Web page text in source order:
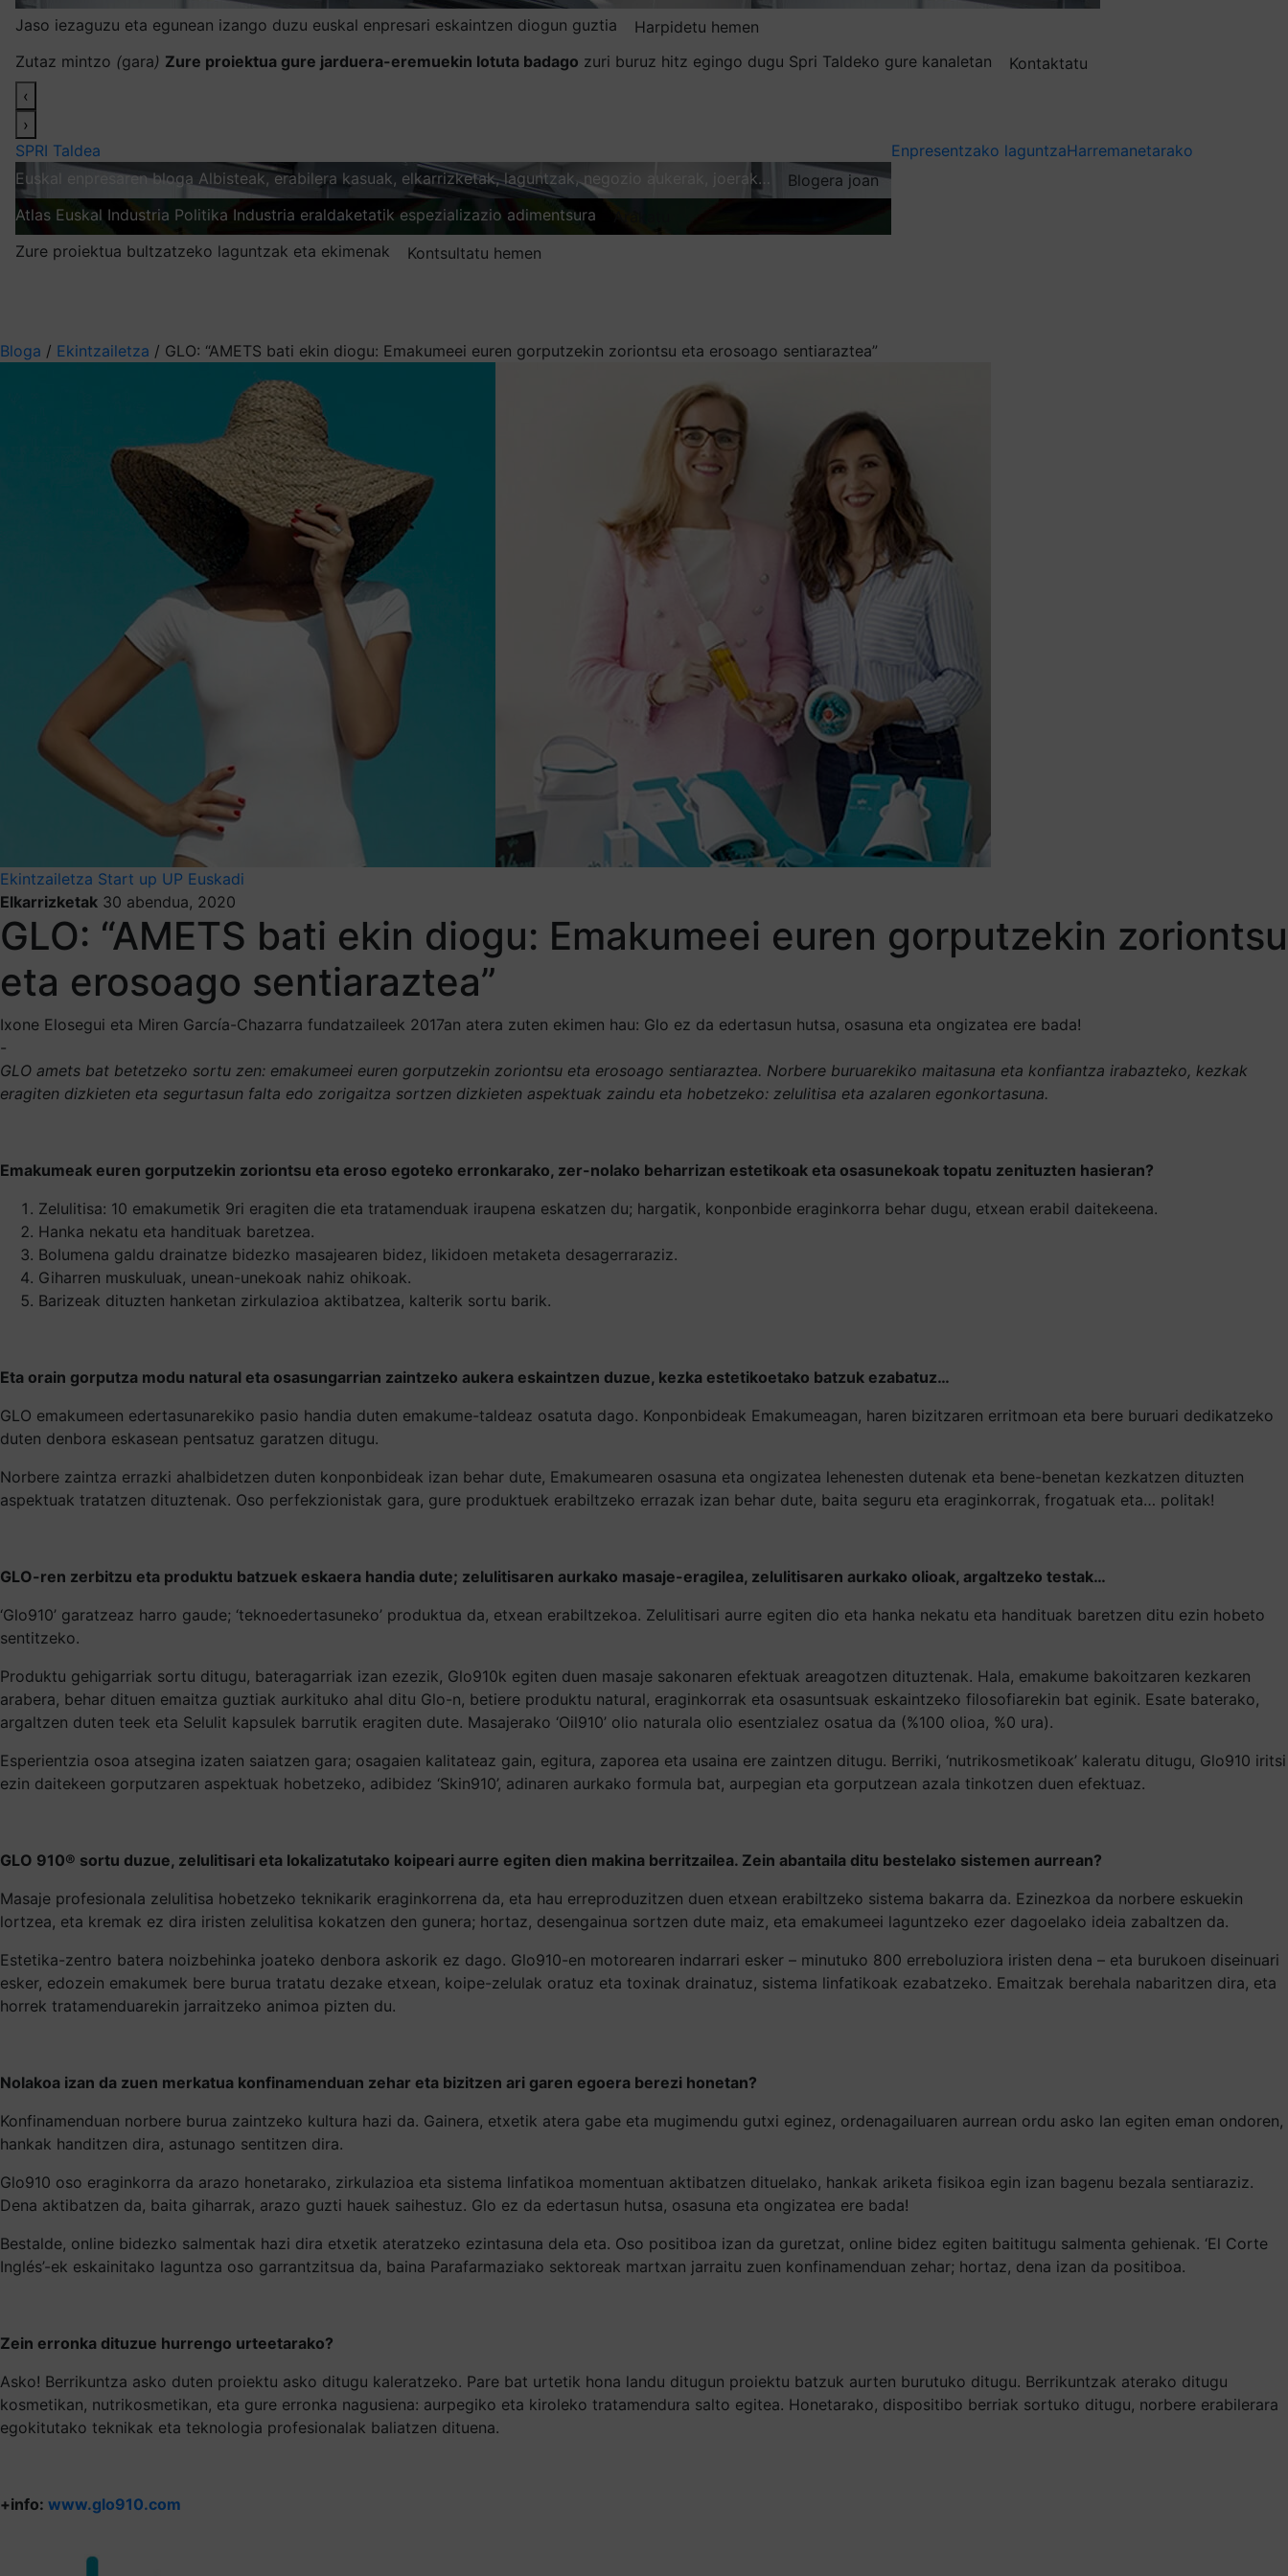
Jaso iezaguzu eta egunean izango duzu euskal enpresari eskaintzen diogun guztia
Harpidetu hemen
Zutaz mintzo (gara) Zure proiektua gure jarduera-eremuekin lotuta badago zuri buruz hitz egingo dugu Spri Taldeko gure kanaletan
Kontaktatu
‹
›
SPRI Taldea
Euskal enpresaren bloga Albisteak, erabilera kasuak, elkarrizketak, laguntzak, negozio aukerak, joerak…
Blogera joan
Atlas Euskal Industria Politika Industria eraldaketatik espezializazio adimentsura
Zure proiektua bultzatzeko laguntzak eta ekimenak
Kontsultatu hemen
Enpresentzako laguntzaHarremanetarako
Bloga / Ekintzailetza / GLO: “AMETS bati ekin diogu: Emakumeei euren gorputzekin zoriontsu eta erosoago sentiaraztea”
Ekintzailetza Start up UP Euskadi
Elkarrizketak 30 abendua, 2020
GLO: “AMETS bati ekin diogu: Emakumeei euren gorputzekin zoriontsu
eta erosoago sentiaraztea”
Ixone Elosegui eta Miren García-Chazarra fundatzaileek 2017an atera zuten ekimen hau: Glo ez da edertasun hutsa, osasuna eta ongizatea ere bada!
-
GLO amets bat betetzeko sortu zen: emakumeei euren gorputzekin zoriontsu eta erosoago sentiaraztea. Norbere buruarekiko maitasuna eta konfiantza irabazteko, kezkak
eragiten dizkieten eta segurtasun falta edo zorigaitza sortzen dizkieten aspektuak zaindu eta hobetzeko: zelulitisa eta azalaren egonkortasuna.
Emakumeak euren gorputzekin zoriontsu eta eroso egoteko erronkarako, zer-nolako beharrizan estetikoak eta osasunekoak topatu zenituzten hasieran?
Zelulitisa: 10 emakumetik 9ri eragiten die eta tratamenduak iraupena eskatzen du; hargatik, konponbide eraginkorra behar dugu, etxean erabil daitekeena.
Hanka nekatu eta handituak baretzea.
Bolumena galdu drainatze bidezko masajearen bidez, likidoen metaketa desagerraraziz.
Giharren muskuluak, unean-unekoak nahiz ohikoak.
Barizeak dituzten hanketan zirkulazioa aktibatzea, kalterik sortu barik.
Eta orain gorputza modu natural eta osasungarrian zaintzeko aukera eskaintzen duzue, kezka estetikoetako batzuk ezabatuz…
GLO emakumeen edertasunarekiko pasio handia duten emakume-taldeaz osatuta dago. Konponbideak Emakumeagan, haren bizitzaren erritmoan eta bere buruari dedikatzeko
duten denbora eskasean pentsatuz garatzen ditugu.
Norbere zaintza errazki ahalbidetzen duten konponbideak izan behar dute, Emakumearen osasuna eta ongizatea lehenesten dutenak eta bene-benetan kezkatzen dituzten
aspektuak tratatzen dituztenak. Oso perfekzionistak gara, gure produktuek erabiltzeko errazak izan behar dute, baita seguru eta eraginkorrak, frogatuak eta… politak!
GLO-ren zerbitzu eta produktu batzuek eskaera handia dute; zelulitisaren aurkako masaje-eragilea, zelulitisaren aurkako olioak, argaltzeko testak…
‘Glo910’ garatzeaz harro gaude; ‘teknoedertasuneko’ produktua da, etxean erabiltzekoa. Zelulitisari aurre egiten dio eta hanka nekatu eta handituak baretzen ditu ezin hobeto
sentitzeko.
Produktu gehigarriak sortu ditugu, bateragarriak izan ezezik, Glo910k egiten duen masaje sakonaren efektuak areagotzen dituztenak. Hala, emakume bakoitzaren kezkaren
arabera, behar dituen emaitza guztiak aurkituko ahal ditu Glo-n, betiere produktu natural, eraginkorrak eta osasuntsuak eskaintzeko filosofiarekin bat eginik. Esate baterako,
argaltzen duten teek eta Selulit kapsulek barrutik eragiten dute. Masajerako ‘Oil910’ olio naturala olio esentzialez osatua da (%100 olioa, %0 ura).
Esperientzia osoa atsegina izaten saiatzen gara; osagaien kalitateaz gain, egitura, zaporea eta usaina ere zaintzen ditugu. Berriki, ‘nutrikosmetikoak’ kaleratu ditugu, Glo910 iritsi
ezin daitekeen gorputzaren aspektuak hobetzeko, adibidez ‘Skin910’, adinaren aurkako formula bat, aurpegian eta gorputzean azala tinkotzen duen efektuaz.
GLO 910® sortu duzue, zelulitisari eta lokalizatutako koipeari aurre egiten dien makina berritzailea. Zein abantaila ditu bestelako sistemen aurrean?
Masaje profesionala zelulitisa hobetzeko teknikarik eraginkorrena da, eta hau erreproduzitzen duen etxean erabiltzeko sistema bakarra da. Ezinezkoa da norbere eskuekin
lortzea, eta kremak ez dira iristen zelulitisa kokatzen den gunera; hortaz, desengainua sortzen dute maiz, eta emakumeei laguntzeko ezer dagoelako ideia zabaltzen da.
Estetika-zentro batera noizbehinka joateko denbora askorik ez dago. Glo910-en motorearen indarrari esker – minutuko 800 erreboluziora iristen dena – eta burukoen diseinuari
esker, edozein emakumek bere burua tratatu dezake etxean, koipe-zelulak oratuz eta toxinak drainatuz, sistema linfatikoak ezabatzeko. Emaitzak berehala nabaritzen dira, eta
horrek tratamenduarekin jarraitzeko animoa pizten du.
Nolakoa izan da zuen merkatua konfinamenduan zehar eta bizitzen ari garen egoera berezi honetan?
Konfinamenduan norbere burua zaintzeko kultura hazi da. Gainera, etxetik atera gabe eta mugimendu gutxi eginez, ordenagailuaren aurrean ordu asko lan egiten eman ondoren,
hankak handitzen dira, astunago sentitzen dira.
Glo910 oso eraginkorra da arazo honetarako, zirkulazioa eta sistema linfatikoa momentuan aktibatzen dituelako, hankak ariketa fisikoa egin izan bagenu bezala sentiaraziz.
Dena aktibatzen da, baita giharrak, arazo guzti hauek saihestuz. Glo ez da edertasun hutsa, osasuna eta ongizatea ere bada!
Bestalde, online bidezko salmentak hazi dira etxetik ateratzeko ezintasuna dela eta. Oso positiboa izan da guretzat, online bidez egiten baititugu salmenta gehienak. ‘El Corte
Inglés’-ek eskainitako laguntza oso garrantzitsua da, baina Parafarmaziako sektoreak martxan jarraitu zuen konfinamenduan zehar; hortaz, dena izan da positiboa.
Zein erronka dituzue hurrengo urteetarako?
Asko! Berrikuntza asko duten proiektu asko ditugu kaleratzeko. Pare bat urtetik hona landu ditugun proiektu batzuk aurten burutuko ditugu. Berrikuntzak aterako ditugu
kosmetikan, nutrikosmetikan, eta gure erronka nagusiena: aurpegiko eta kiroleko tratamendura salto egitea. Honetarako, dispositibo berriak sortuko ditugu, norbere erabilerara
egokitutako teknikak eta teknologia profesionalak baliatzen dituena.
+info: www.glo910.com